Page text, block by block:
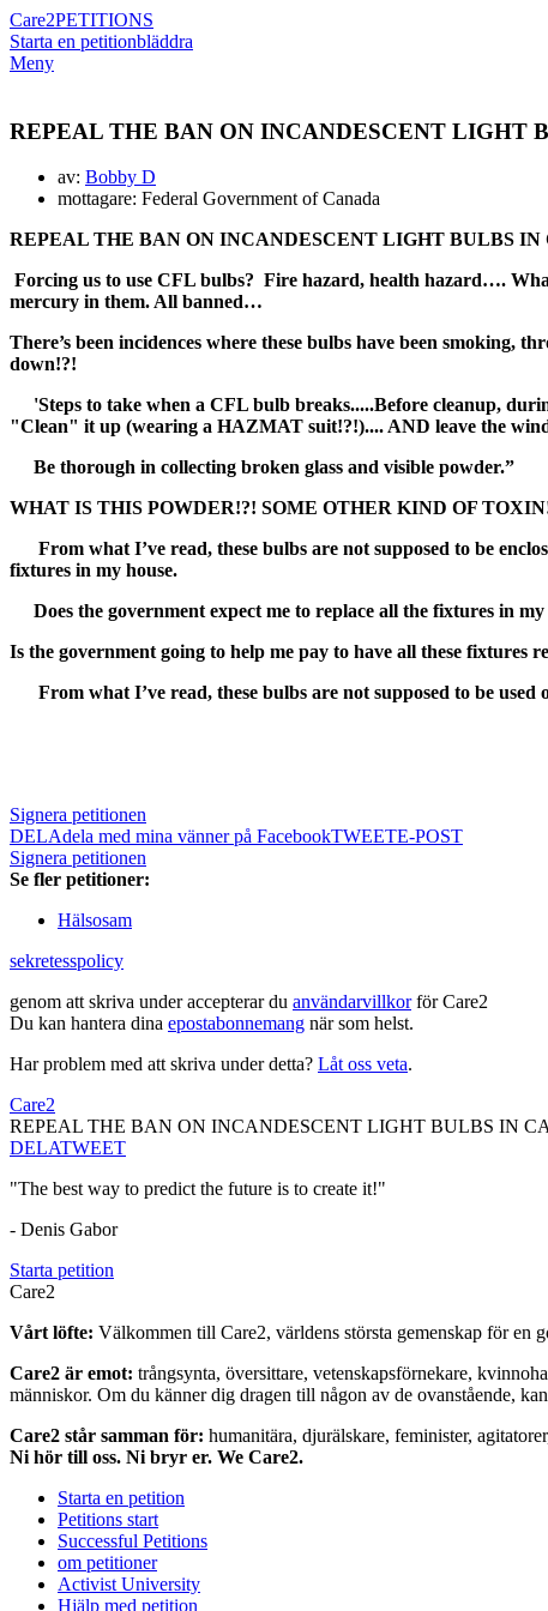
Care2PETITIONS
Starta en petitionbläddra
Meny
REPEAL THE BAN ON INCANDESCENT LIGHT
av: Bobby D
mottagare: Federal Government of Canada
REPEAL THE BAN ON INCANDESCENT LIGHT BULBS IN
Forcing us to use CFL bulbs? Fire hazard, health hazard….
mercury in them. All banned…
There’s been incidences where these bulbs have been
down!?!
'Steps to take when a CFL bulb breaks.....Before cleanup,
"Clean" it up (wearing a HAZMAT suit!?!).... AND leave the
Be thorough in collecting broken glass and visible powder.”
WHAT IS THIS POWDER!?! SOME OTHER KIND OF
From what I’ve read, these bulbs are not supposed to be
fixtures in my house.
Does the government expect me to replace all the fixtures in my
Is the government going to help me pay to have all these fixtures
From what I’ve read, these bulbs are not supposed to be
Signera petitionen
DELAdela med mina vänner på FacebookTWEETE-POST
Signera petitionen
Se fler petitioner:
Hälsosam
sekretesspolicy
genom att skriva under accepterar du användarvillkorför Care2
Du kan hantera dina epostabonnemang när som helst.
Har problem med att skriva under detta? Låt oss veta.
Care2
REPEAL THE BAN ON INCANDESCENT LIGHT BULBS IN
DELATWEET
"The best way to predict the future is to create it!"
- Denis Gabor
Starta petition
Care2
Vårt löfte: Välkommen till Care2, världens största gemenskap för en
Care2 är emot: trångsynta, översittare, vetenskapsförnekare,
människor. Om du känner dig dragen till någon av de ovanstående,
Care2 står samman för: humanitära, djurälskare, feminister,
Ni hör till oss. Ni bryr er. We Care2.
Starta en petition
Petitions start
Successful Petitions
om petitioner
Activist University
Hjälp med petition